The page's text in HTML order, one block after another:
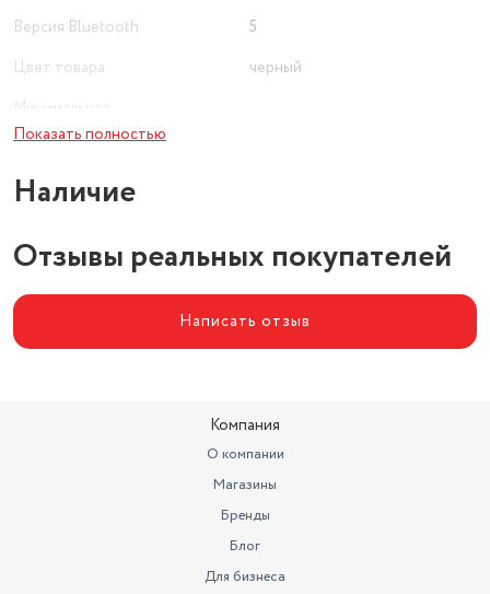
Версия Bluetooth
5
Цвет товара
черный
воспроизводимая частота
воспроизводимая частота
частот
Показать полностью
Наличие
Отзывы реальных покупателей
Написать отзыв
Компания
О компании
Магазины
Бренды
Блог
Для бизнеса